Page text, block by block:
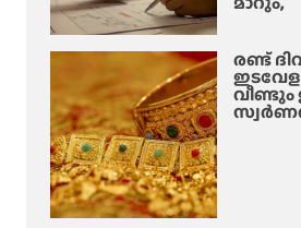
രണ്ട്
വീണ്ടും